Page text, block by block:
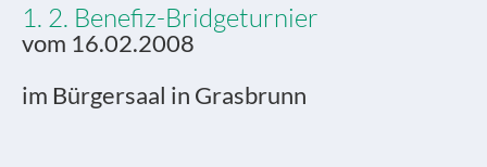
1. 2. Benefiz-Bridgeturnier
vom 16.02.2008
im Bürgersaal in Grasbrunn